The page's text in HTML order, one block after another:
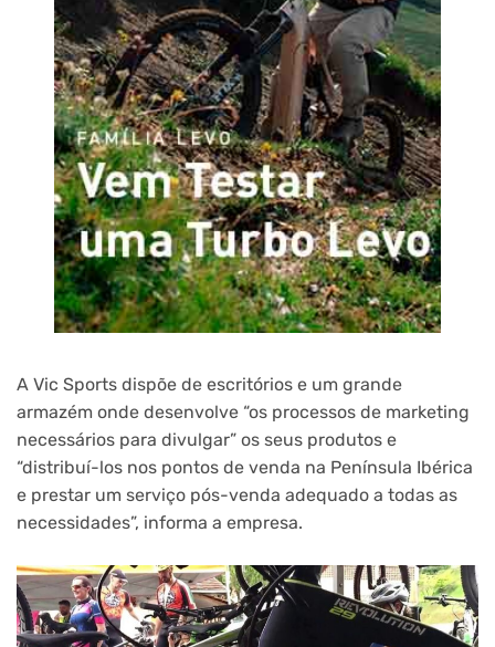
A Vic Sports dispõe de escritórios e um grande
armazém onde desenvolve “os processos de marketing
necessários para divulgar” os seus produtos e
“distribuí-los nos pontos de venda na Península Ibérica
e prestar um serviço pós-venda adequado a todas as
necessidades”, informa a empresa.